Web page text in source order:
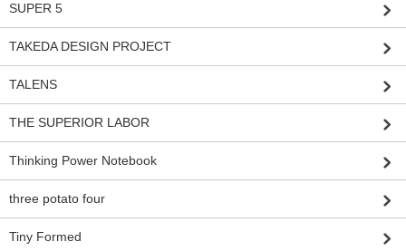
SUPER 5
TAKEDA DESIGN PROJECT
TALENS
THE SUPERIOR LABOR
Thinking Power Notebook
three potato four
Tiny Formed